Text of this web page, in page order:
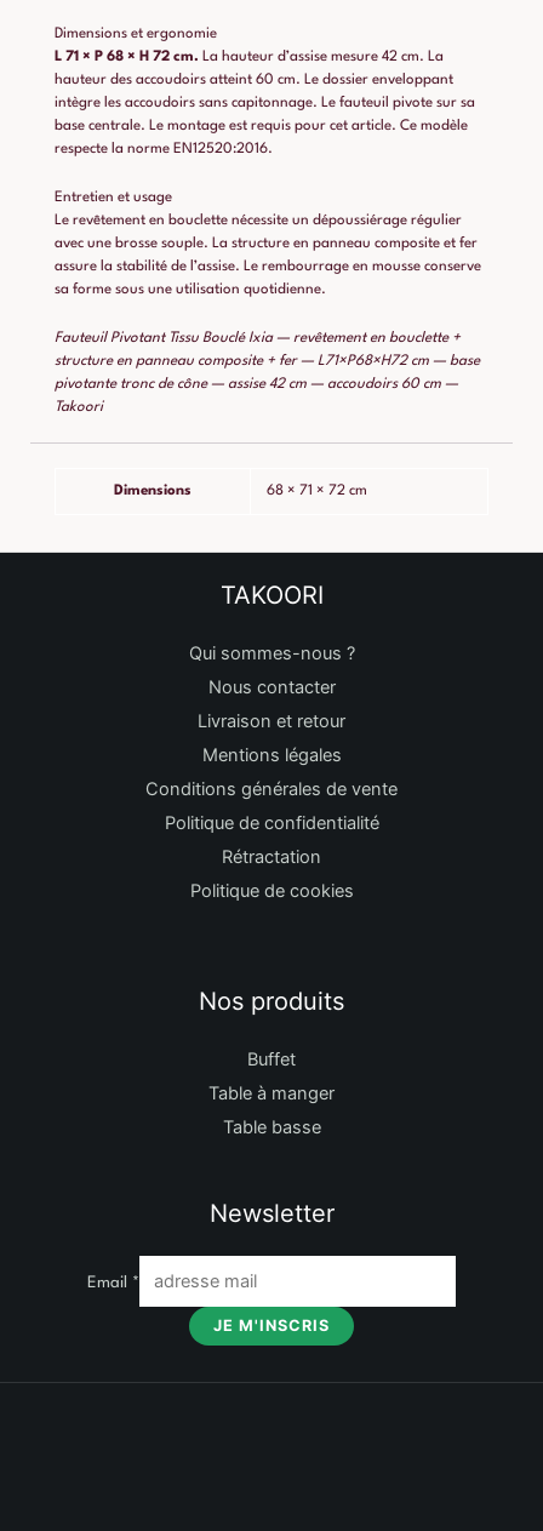
Dimensions et ergonomie
L 71 × P 68 × H 72 cm. La hauteur d’assise mesure 42 cm. La
hauteur des accoudoirs atteint 60 cm. Le dossier enveloppant
intègre les accoudoirs sans capitonnage. Le fauteuil pivote sur sa
base centrale. Le montage est requis pour cet article. Ce modèle
respecte la norme EN12520:2016.
Entretien et usage
Le revêtement en bouclette nécessite un dépoussiérage régulier
avec une brosse souple. La structure en panneau composite et fer
assure la stabilité de l’assise. Le rembourrage en mousse conserve
sa forme sous une utilisation quotidienne.
Fauteuil Pivotant Tissu Bouclé Ixia — revêtement en bouclette +
structure en panneau composite + fer — L71×P68×H72 cm — base
pivotante tronc de cône — assise 42 cm — accoudoirs 60 cm —
Takoori
Dimensions 68 × 71 × 72 cm
TAKOORI
Qui sommes-nous ?
Nous contacter
Livraison et retour
Mentions légales
Conditions générales de vente
Politique de confidentialité
Rétractation
Politique de cookies
Nos produits
Buffet
Table à manger
Table basse
Newsletter
Email *
JE M'INSCRIS